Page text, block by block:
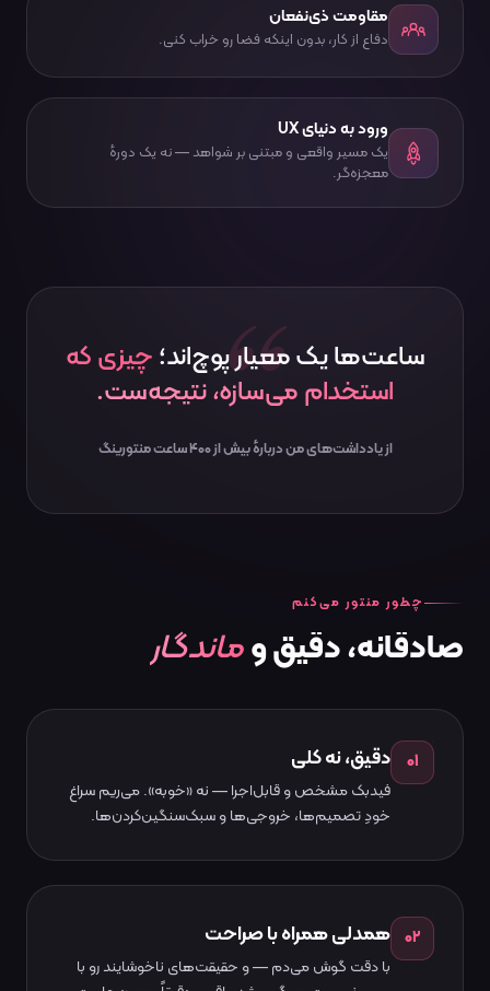
مقاومت ذی‌نفعان
دفاع از کار، بدون اینکه فضا رو خراب کنی.
ورود به دنیای UX
یک مسیر واقعی و مبتنی بر شواهد — نه یک دورهٔ
معجزه‌گر.
ساعت‌ها یک معیار پوچ‌اند؛چیزی که
استخدام می‌سازه، نتیجه‌ست.
از یادداشت‌های من دربارهٔ بیش از ۴۰۰ ساعت منتورینگ
چطور منتور می‌کنم
صادقانه،دقیقوماندگار
۰۱ دقیق، نه کلی
فیدبک مشخص و قابل‌اجرا — نه «خوبه». می‌ریم سراغ
خودِ تصمیم‌ها، خروجی‌ها و سبک‌سنگین‌کردن‌ها.
۰۲ همدلی همراه با صراحت
با دقت گوش می‌دم — و حقیقت‌های ناخوشایند رو با